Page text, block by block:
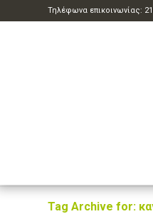
Τηλέφωνα επικοινωνίας:
Tag Archive for: